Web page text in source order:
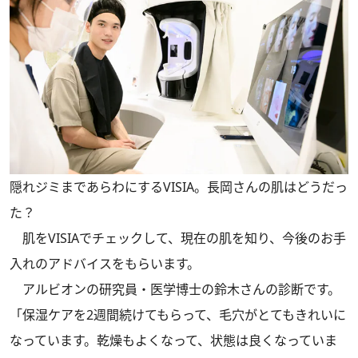
隠れジミまであらわにするVISIA。長岡さんの肌はどうだっ
た？
肌をVISIAでチェックして、現在の肌を知り、今後のお手
入れのアドバイスをもらいます。
アルビオンの研究員・医学博士の鈴木さんの診断です。
「保湿ケアを2週間続けてもらって、毛穴がとてもきれいに
なっています。乾燥もよくなって、状態は良くなっていま